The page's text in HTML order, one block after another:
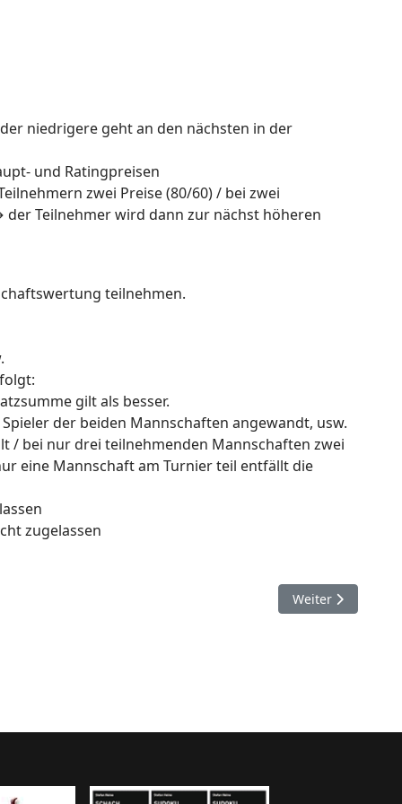
niedrigere geht an den nächsten in der
und Ratingpreisen
zwei Preise (80/60) / bei zwei
der Teilnehmer wird dann zur nächst höheren
teilnehmen.
gilt als besser.
der beiden Mannschaften angewandt, usw.
/ bei nur drei teilnehmenden Mannschaften zwei
eine Mannschaft am Turnier teil entfällt die
zugelassen
Nächster Beitrag:
Weiter